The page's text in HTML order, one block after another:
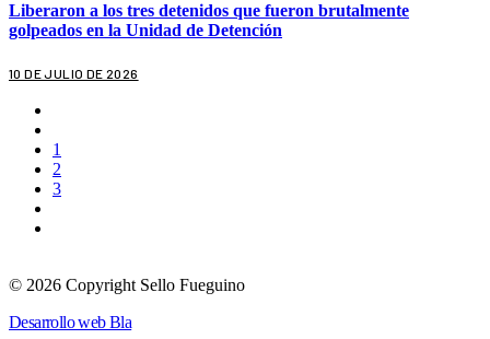
Liberaron a los tres detenidos que fueron brutalmente
golpeados en la Unidad de Detención
10 DE JULIO DE 2026
1
2
3
© 2026 Copyright Sello Fueguino
Desarrollo web Bla